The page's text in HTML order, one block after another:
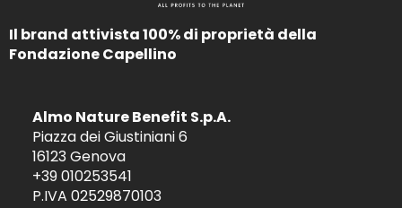
Il brand attivista 100% di proprietà della
Fondazione Capellino
Almo Nature Benefit S.p.A.
Piazza dei Giustiniani 6
16123 Genova
+39 010253541
P.IVA 02529870103